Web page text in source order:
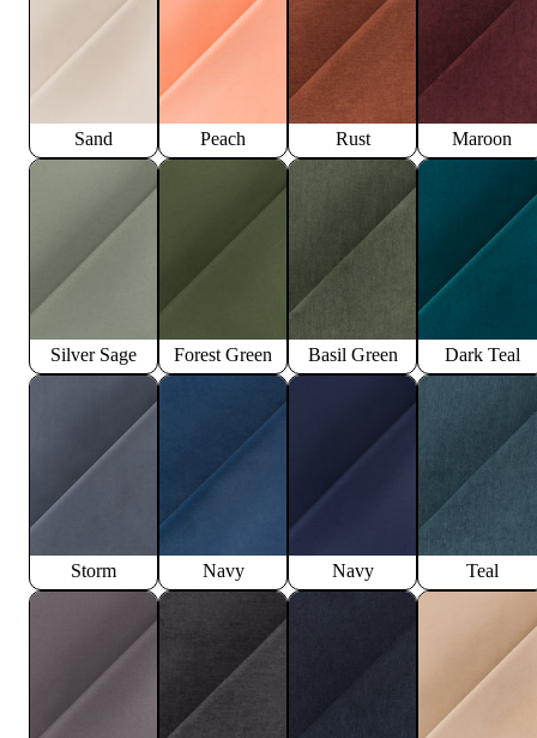
Sand Peach Rust Maroon
Silver Sage Forest Green Basil Green Dark Teal
Storm Navy Navy Teal